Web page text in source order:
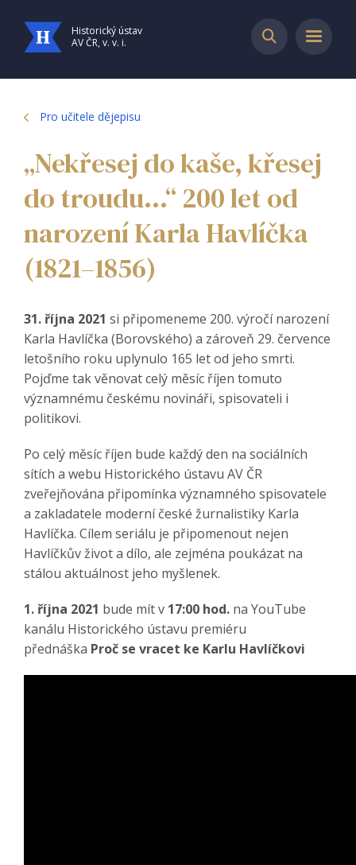
Historický ústav
AV ČR, v. v. i.
Pro učitele dějepisu
„Nekřesej do kaše, křesej
do troudu...“ 200 let od
narození Karla Havlíčka
(1821–1856)
31. října 2021 si připomeneme 200. výročí narození
Karla Havlíčka (Borovského) a zároveň 29. července
letošního roku uplynulo 165 let od jeho smrti.
Pojďme tak věnovat celý měsíc říjen tomuto
významnému českému novináři, spisovateli i
politikovi.
Po celý měsíc říjen bude každý den na sociálních
sítích a webu Historického ústavu AV ČR
zveřejňována připomínka významného spisovatele
a zakladatele moderní české žurnalistiky Karla
Havlíčka. Cílem seriálu je připomenout nejen
Havlíčkův život a dílo, ale zejména poukázat na
stálou aktuálnost jeho myšlenek.
1. října 2021 bude mít v 17:00 hod. na YouTube
kanálu Historického ústavu premiéru
přednáška Proč se vracet ke Karlu Havlíčkovi